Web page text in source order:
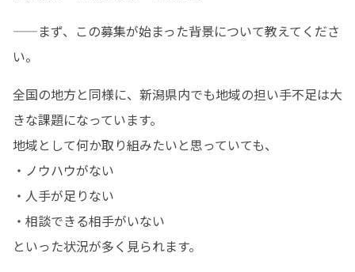
——まず、この募集が始まった背景について教えてくださ
い。
全国の地方と同様に、新潟県内でも地域の担い手不足は大
きな課題になっています。
地域として何か取り組みたいと思っていても、
・ノウハウがない
・人手が足りない
・相談できる相手がいない
といった状況が多く見られます。